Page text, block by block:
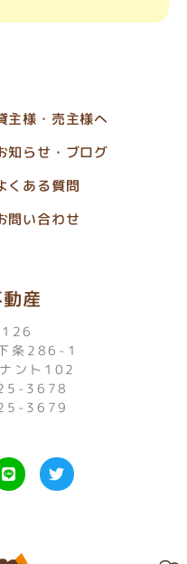
産
条286-1
ント102
3678
3679
L
i
n
T
w
i
主様・売主様へ
知らせ・ブログ
くある質問
問い合わせ